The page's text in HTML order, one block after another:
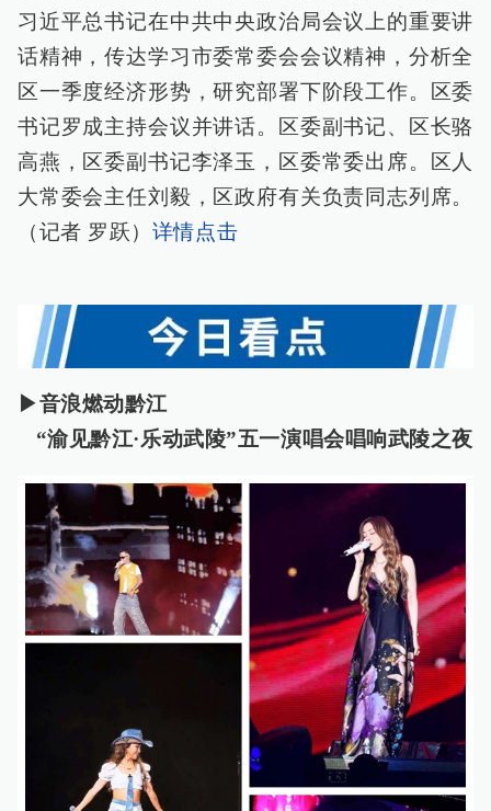
习近平总书记在中共中央政治局会议上的重要讲
话精神，传达学习市委常委会会议精神，分析全
区一季度经济形势，研究部署下阶段工作。区委
书记罗成主持会议并讲话。区委副书记、区长骆
高燕，区委副书记李泽玉，区委常委出席。区人
大常委会主任刘毅，区政府有关负责同志列席。
（记者 罗跃） 详情点击
▶音浪燃动黔江
“渝见黔江·乐动武陵”五一演唱会唱响武陵之夜